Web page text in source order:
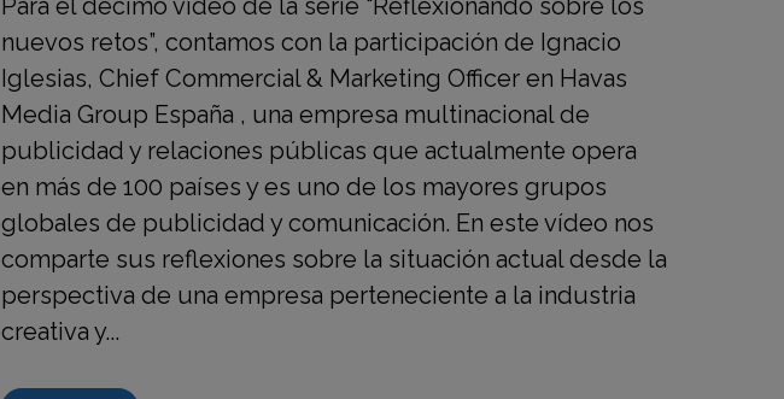
Para el décimo vídeo de la serie “Reflexionando sobre los
nuevos retos”, contamos con la participación de Ignacio
Iglesias, Chief Commercial & Marketing Officer en Havas
Media Group España , una empresa multinacional de
publicidad y relaciones públicas que actualmente opera
en más de 100 países y es uno de los mayores grupos
globales de publicidad y comunicación. En este vídeo nos
comparte sus reflexiones sobre la situación actual desde la
perspectiva de una empresa perteneciente a la industria
creativa y...